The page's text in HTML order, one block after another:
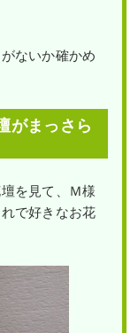
ないか確かめ
がまっさら
を見て、Ｍ様
で好きなお花